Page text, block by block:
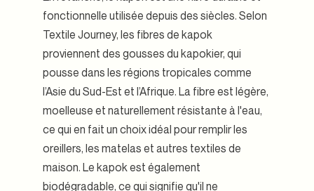
fonctionnelle utilisée depuis des siècles. Selon
Textile Journey, les fibres de kapok
proviennent des gousses du kapokier, qui
pousse dans les régions tropicales comme
l’Asie du Sud-Est et l’Afrique. La fibre est légère,
moelleuse et naturellement résistante à l'eau,
ce qui en fait un choix idéal pour remplir les
oreillers, les matelas et autres textiles de
maison. Le kapok est également
biodégradable, ce qui signifie qu'il ne